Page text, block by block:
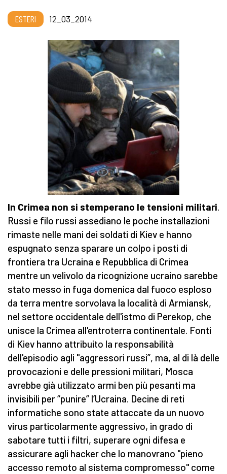
ESTERI 12_03_2014
In Crimea non si stemperano le tensioni militari.
Russi e filo russi assediano le poche installazioni
rimaste nelle mani dei soldati di Kiev e hanno
espugnato senza sparare un colpo i posti di
frontiera tra Ucraina e Repubblica di Crimea
mentre un velivolo da ricognizione ucraino sarebbe
stato messo in fuga domenica dal fuoco esploso
da terra mentre sorvolava la località di Armiansk,
nel settore occidentale dell'istmo di Perekop, che
unisce la Crimea all'entroterra continentale. Fonti
di Kiev hanno attribuito la responsabilità
dell'episodio agli "aggressori russi”, ma, al di là delle
provocazioni e delle pressioni militari, Mosca
avrebbe già utilizzato armi ben più pesanti ma
invisibili per “punire” l’Ucraina. Decine di reti
informatiche sono state attaccate da un nuovo
virus particolarmente aggressivo, in grado di
sabotare tutti i filtri, superare ogni difesa e
assicurare agli hacker che lo manovrano "pieno
accesso remoto al sistema compromesso" come